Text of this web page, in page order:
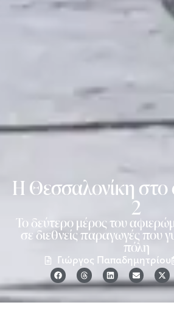
Η Θεσσαλονίκη στο
2
Το δεύτερο μέρος του
σε διεθνείς παραγωγές που
πόλη
Γιώργος Παπαδημητρίου